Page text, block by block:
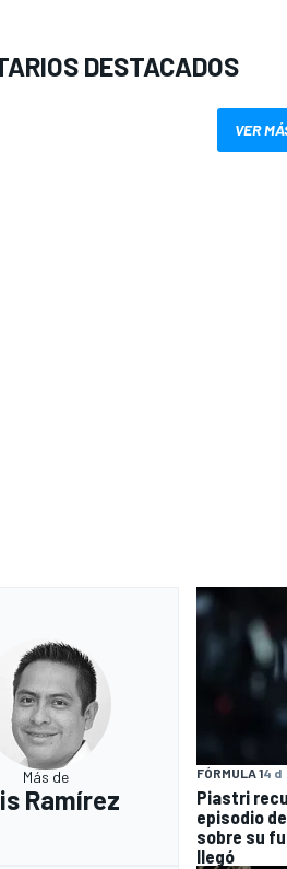
DESTACADOS
VER
Más de
Ramírez
FÓRMULA 14 d
Piastri
episodio
sobre su
llegó